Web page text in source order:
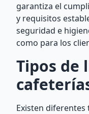
garantiza el
y requisitos
seguridad e
como para los
Tipos de
Existen